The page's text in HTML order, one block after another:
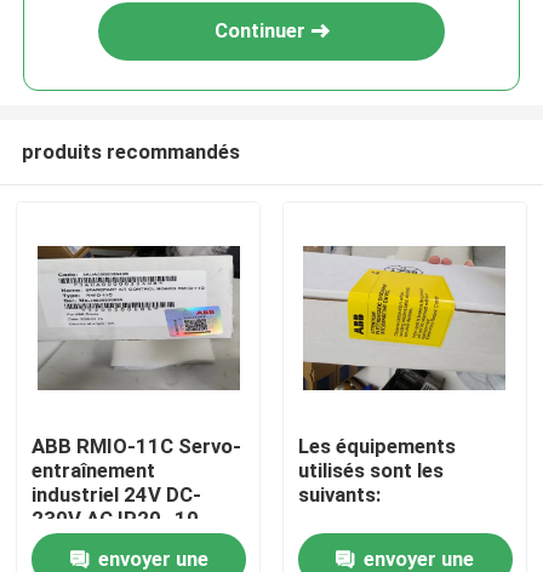
Continuer
produits recommandés
ABB RMIO-11C Servo-
entraînement
industriel 24V DC-
230V AC IP20 -10
degrés C- 60 degrés C
envoyer une
Les équipements
utilisés sont les
suivants:
envoyer une